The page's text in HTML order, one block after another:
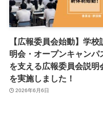
【広報委員会始動】学校
明会・オープンキャンパ
を支える広報委員会説明
を実施しました！
2026年6月6日